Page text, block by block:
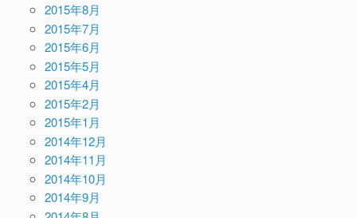
2015年8月
2015年7月
2015年6月
2015年5月
2015年4月
2015年2月
2015年1月
2014年12月
2014年11月
2014年10月
2014年9月